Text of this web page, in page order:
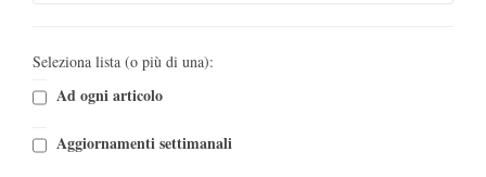
Seleziona lista (o più di una):
Ad ogni articolo
Aggiornamenti settimanali